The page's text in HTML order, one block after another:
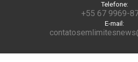
Telefone:
+55 67 9969-
E-mail: